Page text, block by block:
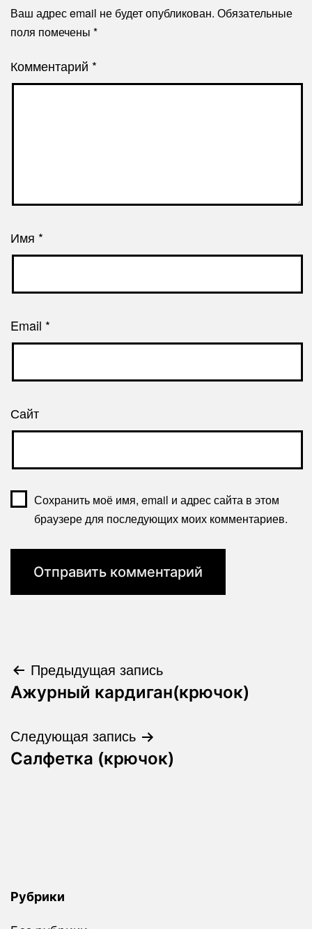
Ваш адрес email не будет опубликован. Обязательные
поля помечены *
Комментарий *
Имя *
Email *
Сайт
Сохранить моё имя, email и адрес сайта в этом
браузере для последующих моих комментариев.
Навигация
по
записям
Предыдущая запись
Ажурный кардиган(крючок)
Следующая запись
Салфетка (крючок)
Рубрики